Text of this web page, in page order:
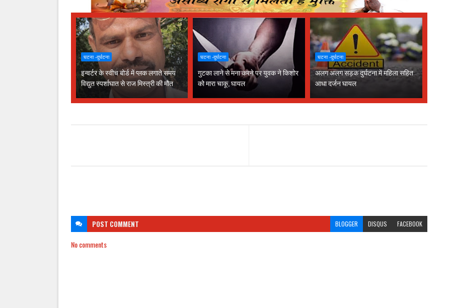
घटना -दुर्घटना
इन्वर्टर के स्वीच बोर्ड में प्लक लगाते समय
विद्युत स्पर्शाघात से राज मिस्त्री की मौत
घटना -दुर्घटना
गुटका लाने से मना करने पर युवक ने किशोर
को मारा चाकू, घायल
घटना -दुर्घटना
अलग अलग सड़क दुर्घटना में महिला सहित
आधा दर्जन घायल
POST COMMENT BLOGGER DISQUS FACEBOOK
No comments